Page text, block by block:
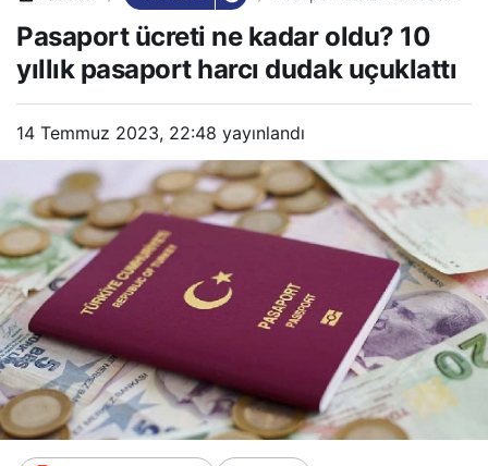
harcı dudak uçuklattı
Pasaport ücreti ne kadar oldu? 10
yıllık pasaport harcı dudak uçuklattı
14 Temmuz 2023, 22:48 yayınlandı